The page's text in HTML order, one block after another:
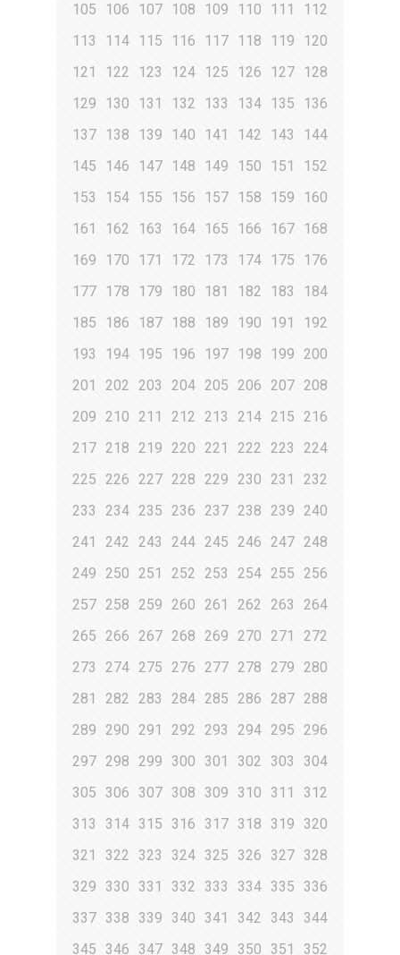
105
106 107 108 109 110 111
112
113
114 115 116 117 118 119
120
121
122 123 124 125 126 127 128
129
130 131 132 133 134 135
136
137 138 139 140 141 142 143
144
145
146 147 148 149 150 151
152
153
154 155 156 157 158 159
160
161
162 163 164 165 166 167 168
169
170 171 172 173 174 175
176
177 178 179 180 181 182 183
184
185
186 187 188 189 190 191
192
193
194 195 196 197 198 199 200
201
202 203 204 205 206 207 208
209 210 211 212 213 214 215 216
217 218 219 220 221 222 223
224
225 226 227 228 229 230 231
232
233
234 235 236 237 238 239 240
241
242 243 244 245 246 247 248
249 250 251 252 253 254 255 256
257 258 259 260 261 262 263
264
265 266 267 268 269 270 271
272
273
274 275 276 277 278 279 280
281
282 283 284 285 286 287 288
289 290 291 292 293 294 295 296
297 298 299 300 301 302 303
304
305
306 307 308 309 310 311
312
313
314 315 316 317 318 319
320
321
322 323 324 325 326 327 328
329
330 331 332 333 334 335
336
337 338 339 340 341 342 343
344
345
346 347 348 349 350 351 352